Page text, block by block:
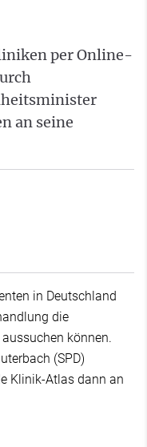
per Online-
an seine
in Deutschland
die
können.
(SPD)
Klinik-Atlas dann an